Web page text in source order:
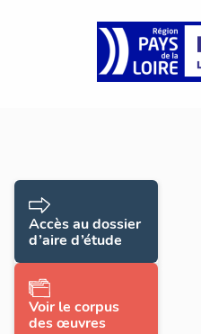
Accès au dossier
d’aire d’étude
Voir le corpus
des œuvres